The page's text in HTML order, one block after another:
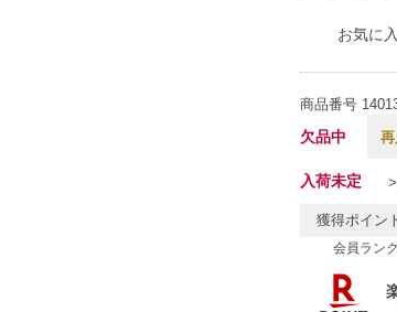
お気に
商品番号
欠品中
入荷未定
獲得ポイン
会員ラン